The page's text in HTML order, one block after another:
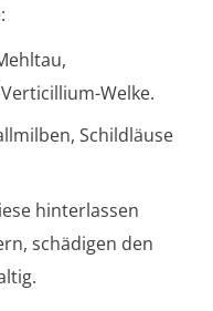
Welke.
Schildläuse
hinterlassen
schädigen den